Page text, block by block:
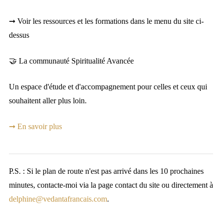
➞ Voir les ressources et les formations dans le menu du site ci-
dessus
🤝 La communauté Spiritualité Avancée
Un espace d'étude et d'accompagnement pour celles et ceux qui
souhaitent aller plus loin.
➞ En savoir plus
P.S. : Si le plan de route n'est pas arrivé dans les 10 prochaines
minutes, contacte-moi via la page contact du site ou directement à
delphine@vedantafrancais.com.